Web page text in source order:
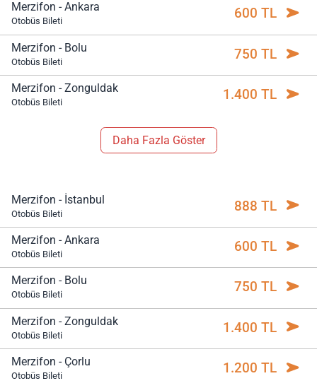
Merzifon - Ankara
Otobüs Bileti 600 TL
Merzifon - Bolu
Otobüs Bileti 750 TL
Merzifon - Zonguldak
Otobüs Bileti 1.400 TL
Daha Fazla Göster
Merzifon - İstanbul
Otobüs Bileti 888 TL
Merzifon - Ankara
Otobüs Bileti 600 TL
Merzifon - Bolu
Otobüs Bileti 750 TL
Merzifon - Zonguldak
Otobüs Bileti 1.400 TL
Merzifon - Çorlu
Otobüs Bileti 1.200 TL